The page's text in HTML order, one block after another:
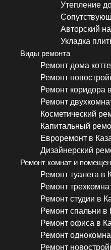
Утепление
Авторский
Укладка
Виды ремонта
Ремонт дома
Ремонт
Ремонт коридора
Ремонт
Косметический
Капитальный
Евроремонт в
Дизайнерский
Ремонт комнат и
Ремонт туалета в
Ремонт
Ремонт студии в
Ремонт спальни в
Ремонт офиса в
Ремонт
Ремонт